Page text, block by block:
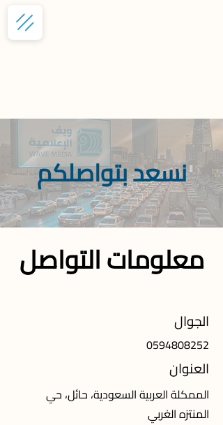
نسعد بتواصلكم
معلومات التواصل
الجوال
0594808252
العنوان
الممكلة العربية السعودية، حائل، حي
المنتزه الغربي